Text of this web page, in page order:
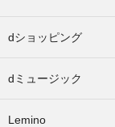
dショッピング
dミュージック
Lemino